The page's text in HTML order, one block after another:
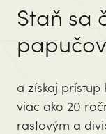
Staň sa
a získaj prístup
viac ako 20
rastovým a